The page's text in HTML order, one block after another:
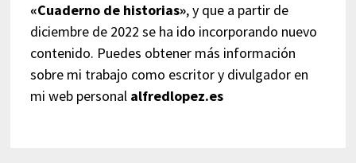
«Cuaderno de historias», y que a partir de
diciembre de 2022 se ha ido incorporando nuevo
contenido. Puedes obtener más información
sobre mi trabajo como escritor y divulgador en
mi web personal alfredlopez.es